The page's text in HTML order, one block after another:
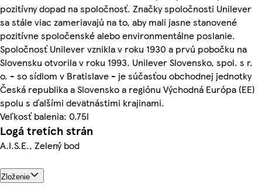
pozitívny dopad na spoločnosť. Značky spoločnosti Unilever
sa stále viac zameriavajú na to, aby mali jasne stanovené
pozitívne spoločenské alebo environmentálne poslanie.
Spoločnosť Unilever vznikla v roku 1930 a prvú pobočku na
Slovensku otvorila v roku 1993. Unilever Slovensko, spol. s r.
o. - so sídlom v Bratislave - je súčasťou obchodnej jednotky
Česká republika a Slovensko a regiónu Východná Európa (EE)
spolu s ďalšími devätnástimi krajinami.
Veľkosť balenia: 0.75l
Logá tretích strán
A.I.S.E., Zelený bod
Zloženie